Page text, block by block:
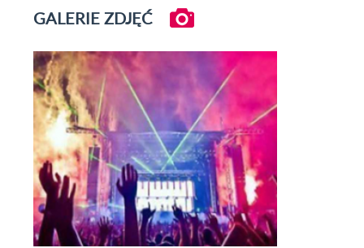
GALERIE ZDJĘĆ